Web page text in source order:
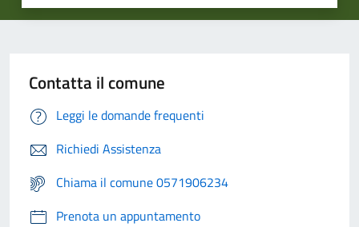
Contatta il comune
Leggi le domande frequenti
Richiedi Assistenza
Chiama il comune 0571906234
Prenota un appuntamento